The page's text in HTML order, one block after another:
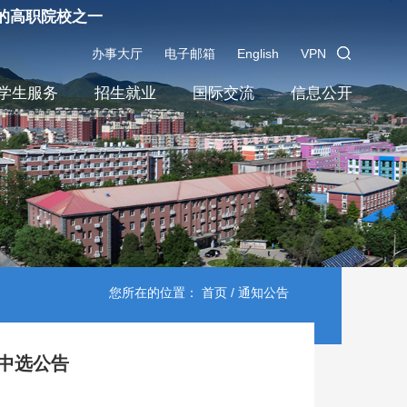
高职院校之一
办事大厅 电子邮箱 English VPN
生服务 招生就业 国际交流 信息公开
您所在的位置： 首页 / 通知公告
选公告